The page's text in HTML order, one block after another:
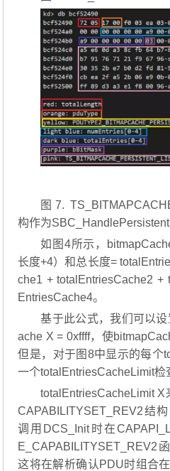
图7.
构作为
如图4所示，
长度+4）和总长度=
che1 + totalEntriesCache2 +
EntriesCache4。
基于此公式，我们可以设
ache X = 0xffff，使
但是，对于图8中显示的每个
一个totalEntriesCacheLimit检
totalEntriesCacheLimit X
CAPABILITYSET_REV2结
调用DCS_Init时在
E_CAPABILITYSET_REV2
这将在解析确认PDU时组合